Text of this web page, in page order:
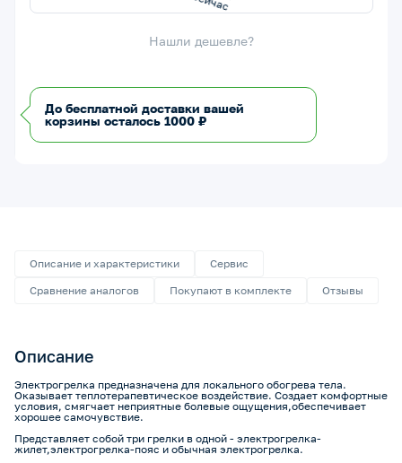
Нашли дешевле?
До бесплатной доставки вашей
корзины осталось 1000 ₽
Описание и характеристики
Сервис
Сравнение аналогов
Покупают в комплекте Отзывы
Описание
Электрогрелка предназначена для локального обогрева тела.
Оказывает теплотерапевтическое воздействие. Создает комфортные
условия, смягчает неприятные болевые ощущения,обеспечивает
хорошее самочувствие.
Представляет собой три грелки в одной - электрогрелка-
жилет,электрогрелка-пояс и обычная электрогрелка.